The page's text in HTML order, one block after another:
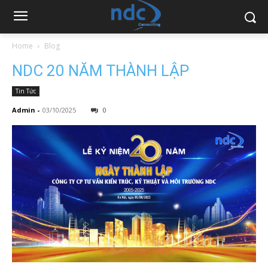
Home Blog
NDC 20 NĂM THÀNH LẬP
Tin Tức
Admin - 03/10/2025 0